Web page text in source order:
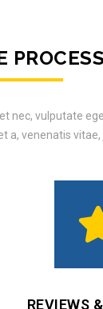
PROCESS
nec, vulputate
a, venenatis vitae,
REVIEWS